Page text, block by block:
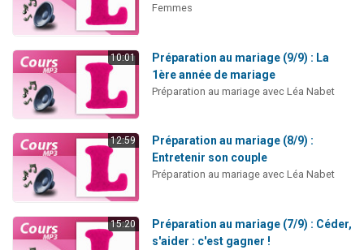
Femmes
10:01
Préparation au mariage (9/9) : La
1ère année de mariage
Préparation au mariage avec Léa Nabet
12:59
Préparation au mariage (8/9) :
Entretenir son couple
Préparation au mariage avec Léa Nabet
15:20
Préparation au mariage (7/9) : Céder,
s'aider : c'est gagner !